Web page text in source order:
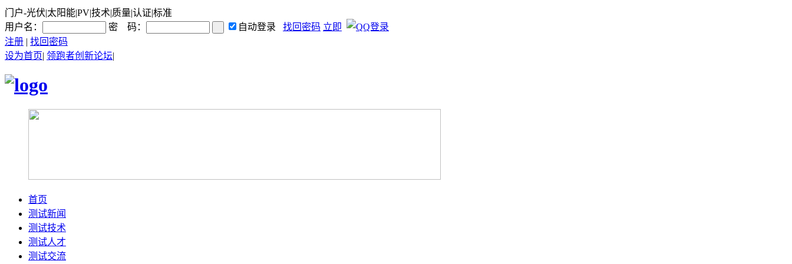
门户-光伏|太阳能|PV|技术|质量|认证|标准
用户名：
密 码： 自动登录 找回密码 立即
注册 | 找回密码
设为首页| 领跑者创新论坛|
首页
测试新闻
测试技术
测试人才
测试交流